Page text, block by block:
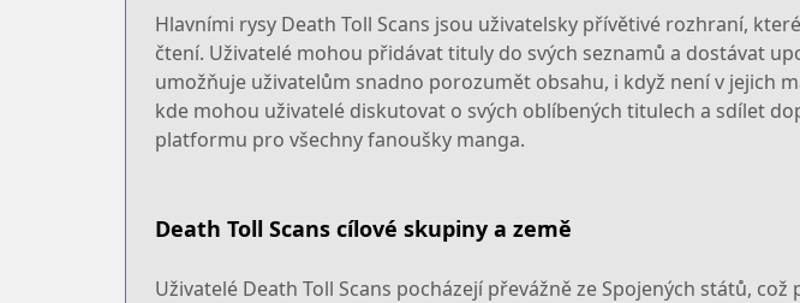
Hlavními rysy Death Toll Scans jsou uživatelsky přívětivé rozhraní,
čtení. Uživatelé mohou přidávat tituly do svých seznamů a dostávat
umožňuje uživatelům snadno porozumět obsahu, i když není v jejich
kde mohou uživatelé diskutovat o svých oblíbených titulech a sdílet
platformu pro všechny fanoušky manga.
Death Toll Scans cílové skupiny a země
Uživatelé Death Toll Scans pocházejí převážně ze Spojených států,